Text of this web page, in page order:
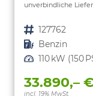
unverbindliche
Fahrzeugnr. 127762
Kraftstoff Benzin
Leistung 110 kW (150
33.890,–
incl. 19% MwSt.